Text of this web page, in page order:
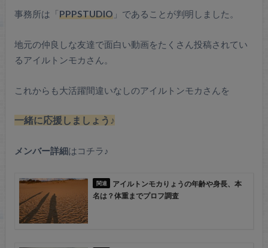
事務所は「PPPSTUDIO」であることが判明しました。
地元の仲良しな友達で面白い動画をたくさん投稿されてい
るアイルトンモカさん。
これからも大活躍間違いなしのアイルトンモカさんを
一緒に応援しましょう♪
メンバー詳細はコチラ♪
アイルトンモカりょうの年齢や身長、本
名は？体重までプロフ調査